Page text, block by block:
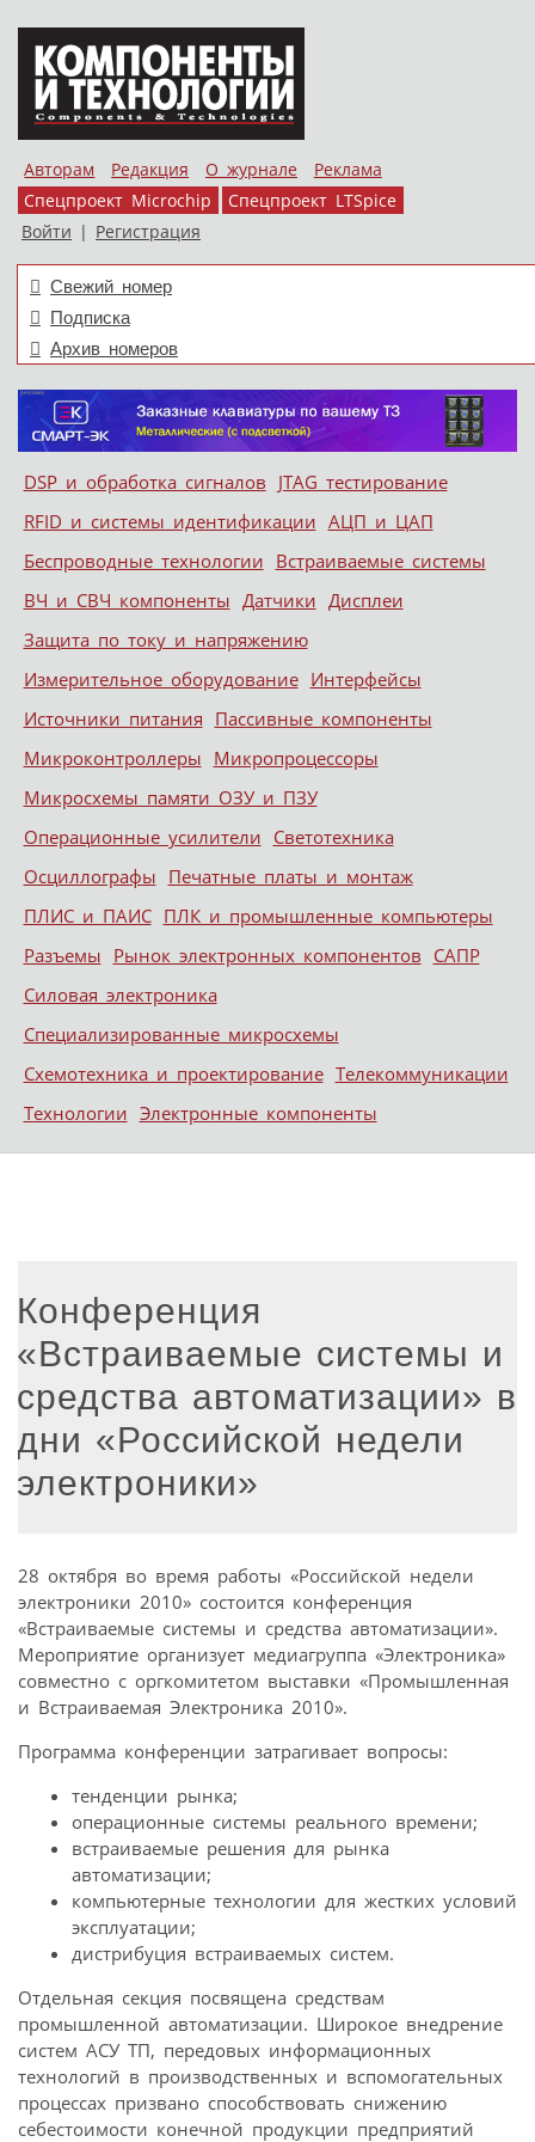
Авторам Редакция О журнале
Реклама
Спецпроект Microchip
Спецпроект LTSpice
Войти | Регистрация
Свежий номер
Подписка
Архив номеров
Меню
Skip to content
DSP и обработка сигналов JTAG тестирование
RFID и системы идентификации АЦП и ЦАП
Беспроводные технологии Встраиваемые системы
ВЧ и СВЧ компоненты Датчики Дисплеи
Защита по току и напряжению
Измерительное оборудование Интерфейсы
Источники питания Пассивные компоненты
Микроконтроллеры Микропроцессоры
Микросхемы памяти ОЗУ и ПЗУ
Операционные усилители Светотехника
Осциллографы Печатные платы и монтаж
ПЛИС и ПАИС ПЛК и промышленные компьютеры
Разъемы Рынок электронных компонентов САПР
Силовая электроника
Специализированные микросхемы
Схемотехника и проектирование Телекоммуникации
Технологии Электронные компоненты
Конференция
«Встраиваемые системы и
средства автоматизации» в
дни «Российской недели
электроники»
28 октября во время работы «Российской недели
электроники 2010» состоится конференция
«Встраиваемые системы и средства автоматизации».
Мероприятие организует медиагруппа «Электроника»
совместно с оргкомитетом выставки «Промышленная
и Встраиваемая Электроника 2010».
Программа конференции затрагивает вопросы:
тенденции рынка;
операционные системы реального времени;
встраиваемые решения для рынка
автоматизации;
компьютерные технологии для жестких условий
эксплуатации;
дистрибуция встраиваемых систем.
Отдельная секция посвящена средствам
промышленной автоматизации. Широкое внедрение
систем АСУ ТП, передовых информационных
технологий в производственных и вспомогательных
процессах призвано способствовать снижению
себестоимости конечной продукции предприятий